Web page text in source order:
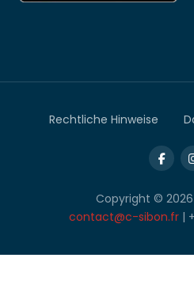
Copyright © 2026
contact@c-sibon.fr |
Rechtliche Hinweise